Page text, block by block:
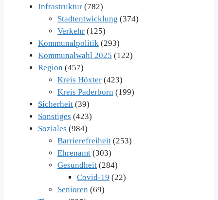
Infrastruktur (782)
Stadtentwicklung (374)
Verkehr (125)
Kommunalpolitik (293)
Kommunalwahl 2025 (122)
Region (457)
Kreis Höxter (423)
Kreis Paderborn (199)
Sicherheit (39)
Sonstiges (423)
Soziales (984)
Barrierefreiheit (253)
Ehrenamt (303)
Gesundheit (284)
Covid-19 (22)
Senioren (69)